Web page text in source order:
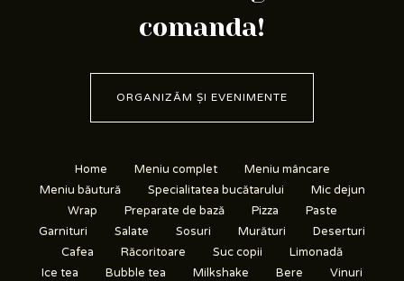
comanda!
ORGANIZĂM ȘI EVENIMENTE
Home Meniu complet
Meniu mâncare
Meniu băutură
Specialitatea bucătarului
Mic dejun
Wrap
Preparate de bază Pizza
Paste
Garnituri
Salate Sosuri Murături
Deserturi
Cafea
Răcoritoare Suc copii
Limonadă
Ice tea
Bubble tea Milkshake Bere
Vinuri